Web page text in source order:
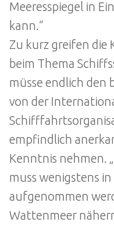
Meeresspiegel in
kann.“
Zu kurz greifen die
beim Thema
müsse endlich den
von der
empfindlich
Kenntnis nehmen.
muss wenigstens in
aufgenommen
Wattenmeer